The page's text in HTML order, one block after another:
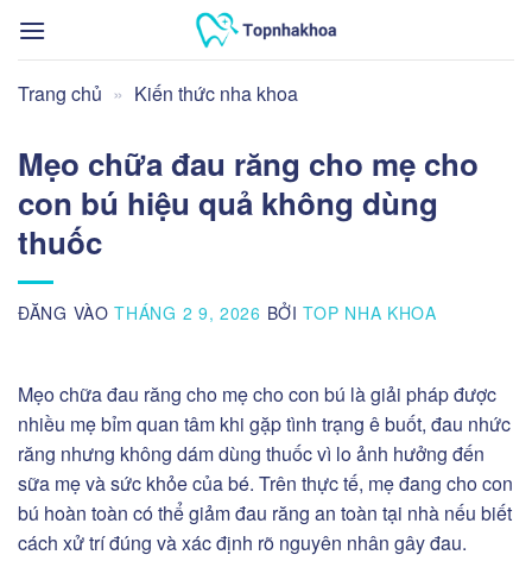
qua
dung
Trang chủ » Kiến thức nha khoa
Mẹo chữa đau răng cho mẹ cho
con bú hiệu quả không dùng
thuốc
ĐĂNG VÀOTHÁNG 2 9, 2026 BỞITOP NHA KHOA
Mẹo chữa đau răng cho mẹ cho con bú là giải pháp được
nhiều mẹ bỉm quan tâm khi gặp tình trạng ê buốt, đau nhức
răng nhưng không dám dùng thuốc vì lo ảnh hưởng đến
sữa mẹ và sức khỏe của bé. Trên thực tế, mẹ đang cho con
bú hoàn toàn có thể giảm đau răng an toàn tại nhà nếu biết
cách xử trí đúng và xác định rõ nguyên nhân gây đau.